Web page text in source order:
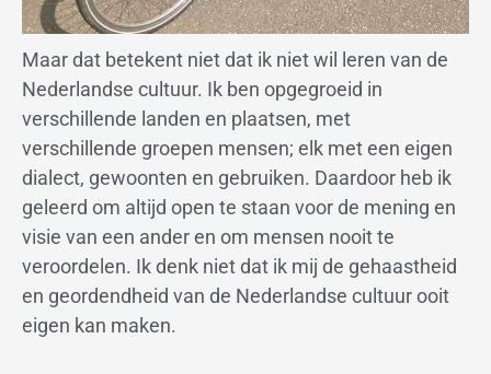
Maar dat betekent niet dat ik niet wil leren van de
Nederlandse cultuur. Ik ben opgegroeid in
verschillende landen en plaatsen, met
verschillende groepen mensen; elk met een eigen
dialect, gewoonten en gebruiken. Daardoor heb ik
geleerd om altijd open te staan voor de mening en
visie van een ander en om mensen nooit te
veroordelen. Ik denk niet dat ik mij de gehaastheid
en geordendheid van de Nederlandse cultuur ooit
eigen kan maken.